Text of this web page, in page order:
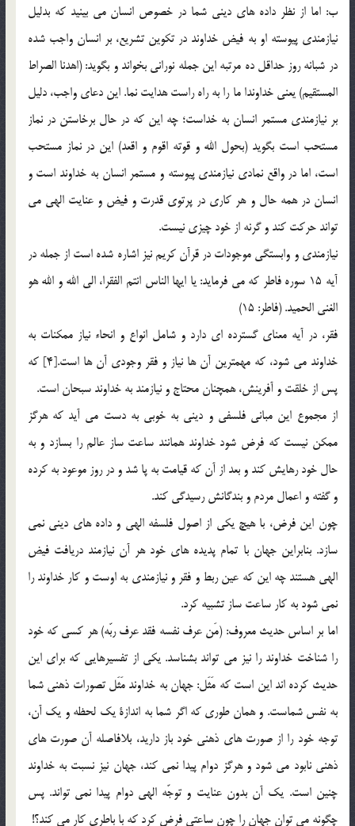
ب: اما از نظر داده هاي ديني شما در خصوص انسان مي بينيد كه بدليل
نيازمندي پيوسته او به فيض خداوند در تكوين تشريع، بر انسان واجب شده
در شبانه روز حداقل ده مرتبه اين جمله نوراني بخواند و بگويد: (اهدنا الصراط
المستقيم) يعني خداوندا ما را به راه راست هدايت نما. اين دعاي واجب، دليل
بر نيازمندي مستمر انسان به خداست؛ چه اين كه در حال برخاستن در نماز
مستحب است بگويد (بحول الله و قوته اقوم و اقعد) اين در نماز مستحب
است، اما در واقع نمادي نيازمندي پيوسته و مستمر انسان به خداوند است و
انسان در همه حال و هر كاري در پرتوي قدرت و فيض و عنايت الهي مي
تواند حركت كند و گرنه از خود چيزي نيست.
نيازمندي و وابستگي موجودات در قرآن کريم نيز اشاره شده است از جمله در
آيه 15 سوره فاطر که مي فرمايد: يا ايها الناس انتم الفقرا، الي الله و الله هو
الغني الحميد. (فاطر: 15)
فقر، در آيه معناي گسترده اي دارد و شامل انواع و انحاء نياز ممکنات به
خداوند مي شود، که مهمترين آن ها نياز و فقر وجودي آن ها است.[4] که
پس از خلقت و آفرينش، همچنان محتاج و نيازمند به خداوند سبحان است.
از مجموع اين مباني فلسفي و ديني به خوبي به دست مي آيد كه هرگز
ممكن نيست كه فرض شود خداوند همانند ساعت ساز عالم را بسازد و به
حال خود رهايش كند و بعد از آن كه قيامت به پا شد و در روز موعود به كرده
و گفته و اعمال مردم و بندگانش رسيدگي كند.
چون اين فرض، با هيچ يكي از اصول فلسفه الهي و داده هاي ديني نمي
سازد. بنابراين جهان با تمام پديده هاي خود هر آن نيازمند دريافت فيض
الهي هستند چه اين كه عين ربط و فقر و نيازمندي به اوست و كار خداوند را
نمي شود به كار ساعت ساز تشبيه كرد.
اما بر اساس حديث معروف: (مَن عرف نفسه فقد عرف ربّه) هر كسي كه خود
را شناخت خداوند را نيز مي تواند بشناسد. يكي از تفسيرهايي كه براي اين
حديث كرده اند اين است كه مَثَل: جهان به خداوند مَثَل تصورات ذهني شما
به نفس شماست. و همان طوري كه اگر شما به اندازة يك لحظه و يك آن،
توجه خود را از صورت هاي ذهني خود باز داريد، بلافاصله آن صورت هاي
ذهني نابود مي شود و هرگز دوام پيدا نمي کند، جهان نيز نسبت به خداوند
چنين است. يك آن بدون عنايت و توجّه الهي دوام پيدا نمي تواند. پس
چگونه مي توان جهان را چون ساعتي فرض كرد كه با باطري كار مي كند؟!